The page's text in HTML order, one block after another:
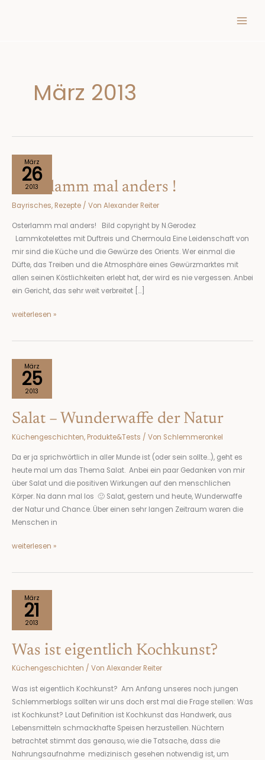
März 2013
März
26
2013
Osterlamm mal anders !
Bayrisches, Rezepte / Von Alexander Reiter
Osterlamm mal anders! Bild copyright by N.Gerodez
Lammkotelettes mit Duftreis und Chermoula Eine Leidenschaft von
mir sind die Küche und die Gewürze des Orients. Wer einmal die
Düfte, das Treiben und die Atmosphäre eines Gewürzmarktes mit
allen seinen Köstlichkeiten erlebt hat, der wird es nie vergessen. Anbei
ein Gericht, das sehr weit verbreitet […]
Osterlamm
mal
anders
weiterlesen »
März
25
2013
Salat – Wunderwaffe der Natur
Küchengeschichten, Produkte&Tests / Von Schlemmeronkel
Da er ja sprichwörtlich in aller Munde ist (oder sein sollte…), geht es
heute mal um das Thema Salat. Anbei ein paar Gedanken von mir
über Salat und die positiven Wirkungen auf den menschlichen
Körper. Na dann mal los 🙂 Salat, gestern und heute, Wunderwaffe
der Natur und Chance. Über einen sehr langen Zeitraum waren die
Menschen in
Salat
Wunderwaffe
Natur
weiterlesen »
März
21
2013
Was ist eigentlich Kochkunst?
Küchengeschichten / Von Alexander Reiter
Was ist eigentlich Kochkunst? Am Anfang unseres noch jungen
Schlemmerblogs sollten wir uns doch erst mal die Frage stellen: Was
ist Kochkunst? Laut Definition ist Kochkunst das Handwerk, aus
Lebensmitteln schmackhafte Speisen herzustellen. Nüchtern
betrachtet stimmt das genauso, wie die Tatsache, dass die
Nahrungsaufnahme medizinisch gesehen notwendig ist, um
Was
eigentlich